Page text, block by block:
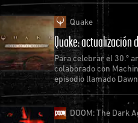
Quake
Quake: actualización
Para celebrar el 30.º
colaborado con
episodio llamado
disponible como
DOOM: The Dark